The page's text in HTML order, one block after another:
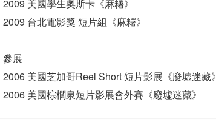
2009 美國學生奧斯卡《麻糬》
2009 台北電影獎 短片組《麻糬》
參展
2006 美國芝加哥Reel Short 短片影展《廢墟迷藏》
2006 美國棕櫚泉短片影展會外賽《廢墟迷藏》